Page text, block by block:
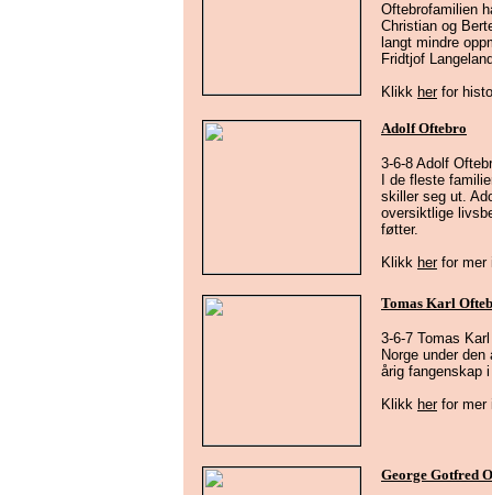
Oftebrofamilien
Christian og
langt mindre
Fridtjof
Klikk herfor
Adolf Oftebro
3-6-8 Adolf
I de fleste
skiller seg ut.
oversiktlige
føtter.
Klikk herfor mer
Tomas Karl
3-6-7 Tomas
Norge under
årig fangenskap
Klikk herfor mer
George Gotfred